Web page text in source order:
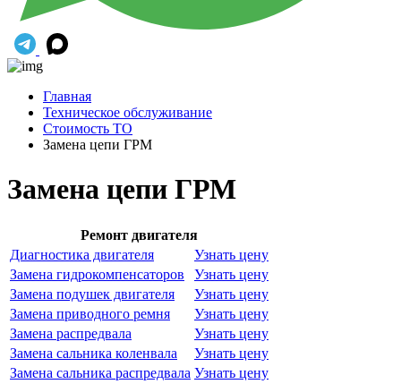
Главная
Техническое обслуживание
Стоимость ТО
Замена цепи ГРМ
Замена цепи ГРМ
Ремонт двигателя
Диагностика двигателя
Узнать цену
Замена гидрокомпенсаторов
Узнать цену
Замена подушек двигателя
Узнать цену
Замена приводного ремня
Узнать цену
Замена распредвала
Узнать цену
Замена сальника коленвала
Узнать цену
Замена сальника распредвала Узнать цену